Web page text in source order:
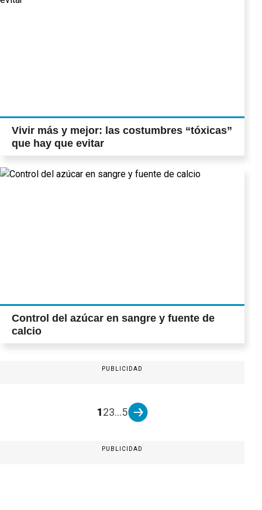
Vivir más y mejor: las costumbres “tóxicas”
que hay que evitar
Control del azúcar en sangre y fuente de
calcio
PUBLICIDAD
123...5
PUBLICIDAD